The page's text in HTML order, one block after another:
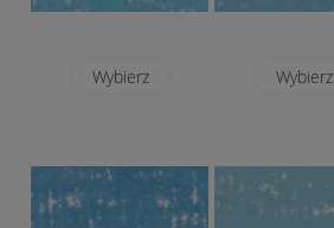
Wybierz Wybierz